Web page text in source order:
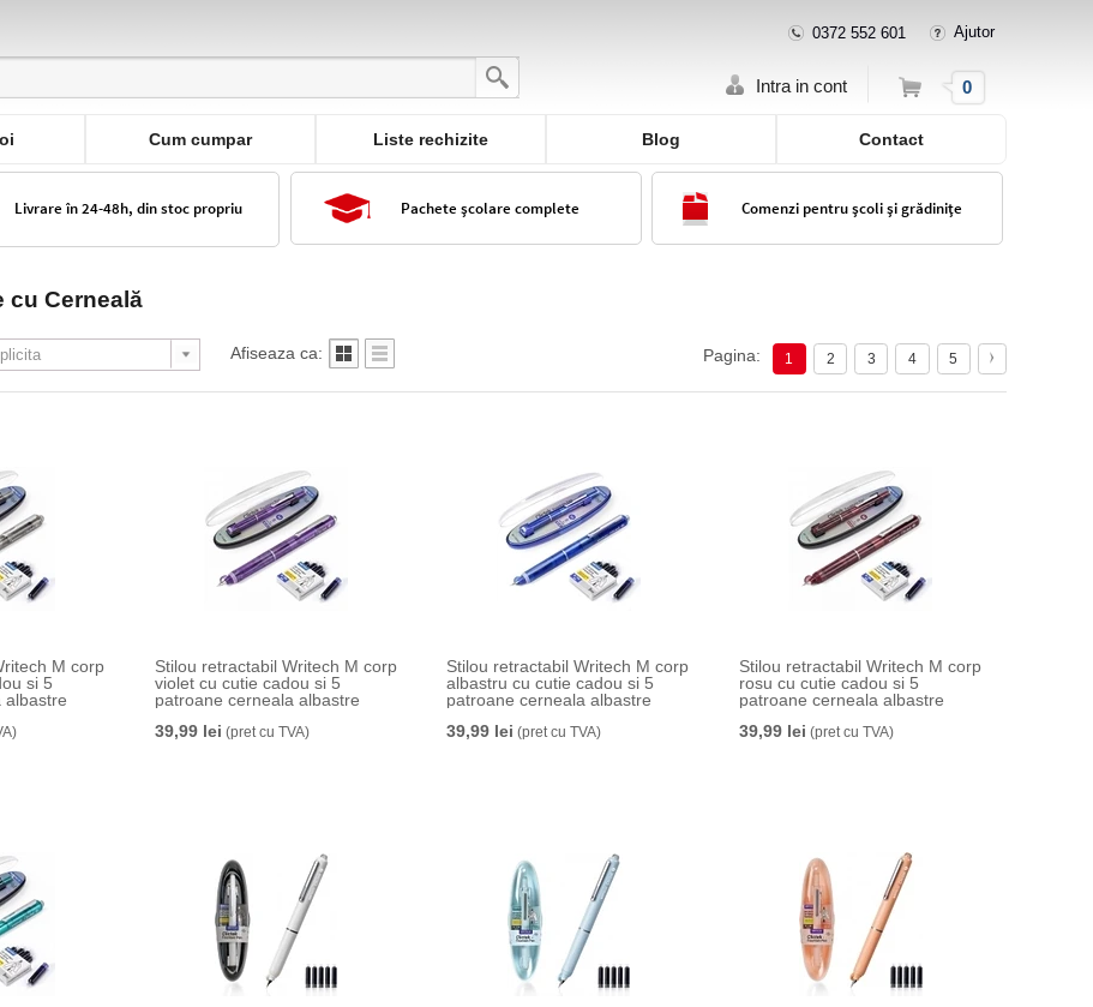
0372 552 601 Ajutor
Intra in cont Cos 0
Cum cumpar Liste rechizite Blog Contact
Livrare în 24-48h, din stoc propriu Pachete școlare complete Comenzi pentru școli și grădinițe
cu Cerneală
Afiseaza ca: Pagina: 1 2 3 4 5
M corp
si 5
albastre
Stilou retractabil Writech M corp
violet cu cutie cadou si 5
patroane cerneala albastre
39,99 lei (pret cu TVA)
Stilou retractabil Writech M corp
albastru cu cutie cadou si 5
patroane cerneala albastre
39,99 lei (pret cu TVA)
Stilou retractabil Writech M corp
rosu cu cutie cadou si 5
patroane cerneala albastre
39,99 lei (pret cu TVA)